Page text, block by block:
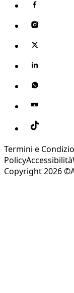
Termini e
PolicyAccessibilità
Copyright 2026